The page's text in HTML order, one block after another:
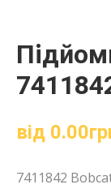
від 0.00
7411842